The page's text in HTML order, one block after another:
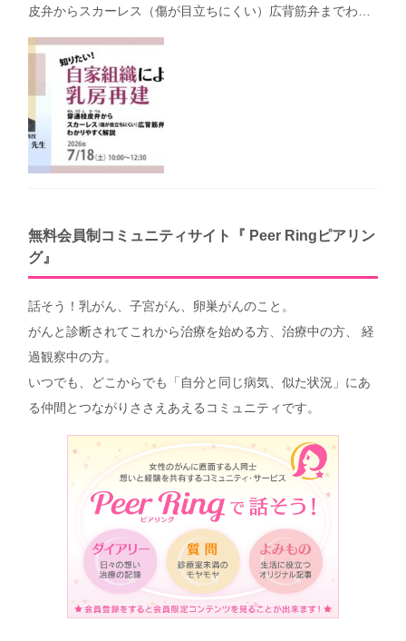
皮弁からスカーレス（傷が目立ちにくい）広背筋弁までわか
無料会員制コミュニティサイト『 Peer Ringピアリン
グ』
話そう！乳がん、子宮がん、卵巣がんのこと。
がんと診断されてこれから治療を始める方、治療中の方、 経
過観察中の方。
いつでも、どこからでも「自分と同じ病気、似た状況」にあ
る仲間とつながりささえあえるコミュニティです。